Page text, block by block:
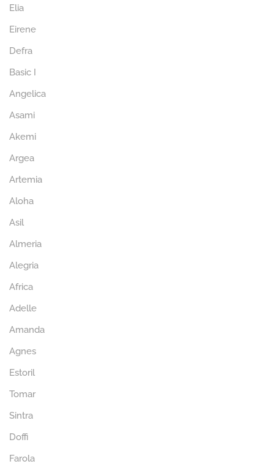
Elia
Eirene
Defra
Basic I
Angelica
Asami
Akemi
Argea
Artemia
Aloha
Asil
Almeria
Alegria
Africa
Adelle
Amanda
Agnes
Estoril
Tomar
Sintra
Doffi
Farola